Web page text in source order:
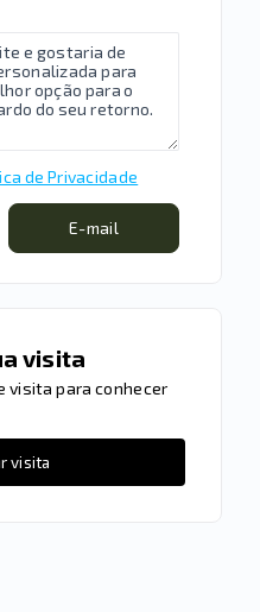
de Privacidade
E-mail
visita
visita para conhecer
visita